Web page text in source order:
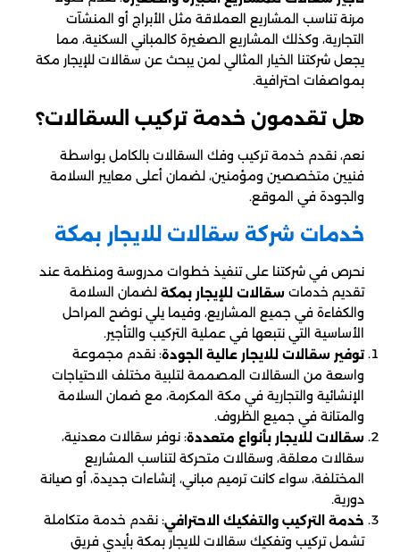
مرنة تناسب المشاريع العملاقة مثل الأبراج أو المنشآت
التجارية، وكذلك المشاريع الصغيرة كالمباني السكنية، مما
يجعل شركتنا الخيار المثالي لمن يبحث عن سقالات للإيجار مكة
بمواصفات احترافية.
هل تقدمون خدمة تركيب السقالات؟
نعم، نقدم خدمة تركيب وفك السقالات بالكامل بواسطة
فنيين متخصصين ومؤمنين، لضمان أعلى معايير السلامة
والجودة في الموقع.
خدمات شركة سقالات للايجار​ بمكة
نحرص في شركتنا على تنفيذ خطوات مدروسة ومنظمة عند
تقديم خدمات سقالات للإيجار بمكة لضمان السلامة
والكفاءة في جميع المشاريع، وفيما يلي نوضح المراحل
الأساسية التي نتبعها في عملية التركيب والتأجير.
توفير سقالات للايجار عالية الجودة: نقدم مجموعة
واسعة من السقالات المصممة لتلبية مختلف الاحتياجات
الإنشائية والتجارية في مكة المكرمة، مع ضمان السلامة
والمتانة في جميع الظروف.
سقالات للايجار بأنواع متعددة: نوفر سقالات معدنية،
سقالات معلقة، وسقالات متحركة لتناسب المشاريع
المختلفة، سواء كانت ترميم مباني، إنشاءات جديدة، أو صيانة
دورية.
خدمة التركيب والتفكيك الاحترافي: نقدم خدمة متكاملة
تشمل تركيب وتفكيك سقالات للايجار بمكة بأيدي فريق